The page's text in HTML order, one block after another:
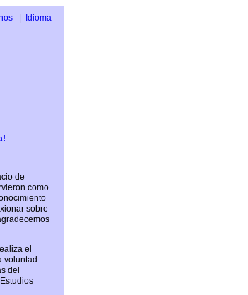
Idioma
de
como
sobre
el
voluntad.
del